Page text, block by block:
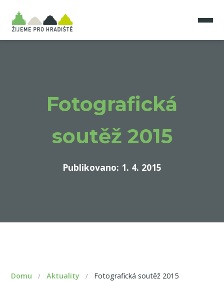
Fotografická
soutěž 2015
Publikovano: 1. 4. 2015
Domu / Aktuality / Fotografická soutěž 2015